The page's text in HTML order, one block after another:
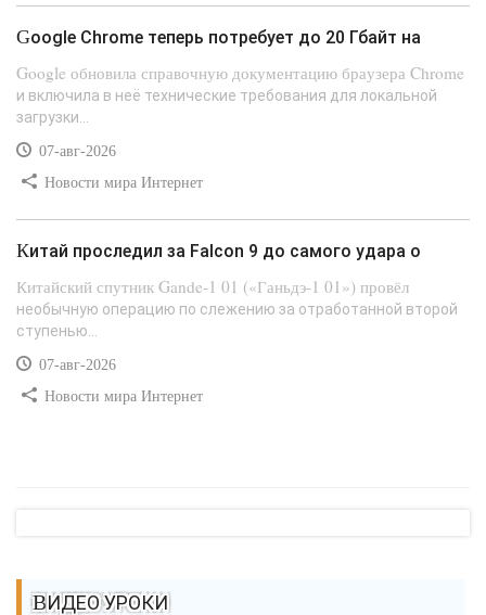
Google Chrome теперь потребует до 20 Гбайт на
Google обновила справочную документацию браузера Chrome
и включила в неё технические требования для локальной
загрузки...
07-авг-2026
Новости мира Интернет
Китай проследил за Falcon 9 до самого удара о
Китайский спутник Gande-1 01 («Ганьдэ-1 01») провёл
необычную операцию по слежению за отработанной второй
ступенью...
07-авг-2026
Новости мира Интернет
ВИДЕО УРОКИ